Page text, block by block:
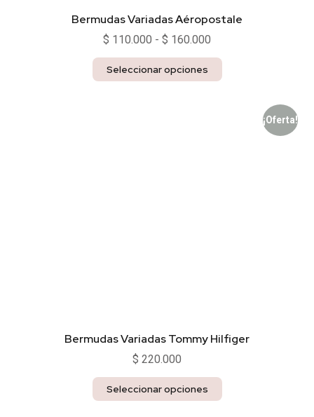
Bermudas Variadas Aéropostale
$ 110.000 - $ 160.000
Seleccionar opciones
¡Oferta!
Bermudas Variadas Tommy Hilfiger
$ 220.000
Seleccionar opciones